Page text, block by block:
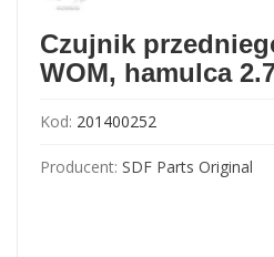
Czujnik
WOM, hamulca
Kod: 201400252
Producent: SDF Parts Original